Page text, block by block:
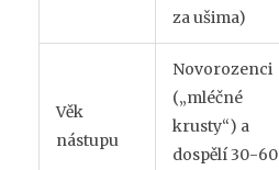
za ušima)
Věk
nástupu
Novorozenci
(„mléčné
krusty“) a
dospělí 30-60